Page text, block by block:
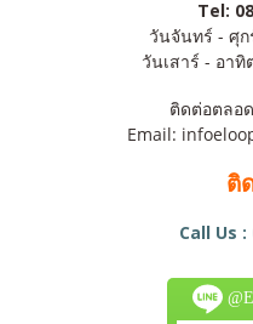
Tel:
วันจันทร์ - ศุก
วันเสาร์ - อาทิ
ติดต่อตลอ
Email:
ติ
Call Us :